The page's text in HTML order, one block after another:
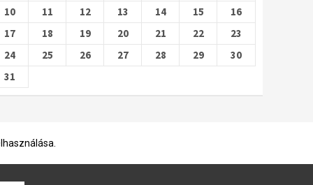
10
11 12 13 14 15
16
17
18 19 20 21 22
23
24
25 26 27 28 29
30
31